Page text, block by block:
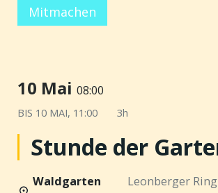
Mitmachen
10 Mai 08:00
BIS 10 MAI, 11:00 3h
Stunde der
Waldgarten
Leonberger Ring